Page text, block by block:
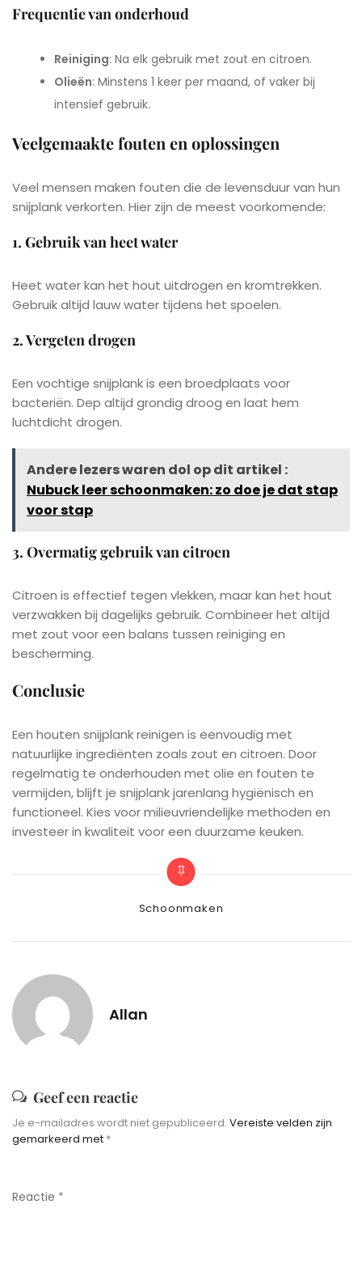
Frequentie van onderhoud
Reiniging: Na elk gebruik met zout en citroen.
Olieën: Minstens 1 keer per maand, of vaker bij
intensief gebruik.
Veelgemaakte fouten en oplossingen
Veel mensen maken fouten die de levensduur van hun
snijplank verkorten. Hier zijn de meest voorkomende:
1. Gebruik van heet water
Heet water kan het hout uitdrogen en kromtrekken.
Gebruik altijd lauw water tijdens het spoelen.
2. Vergeten drogen
Een vochtige snijplank is een broedplaats voor
bacteriën. Dep altijd grondig droog en laat hem
luchtdicht drogen.
Andere lezers waren dol op dit artikel :
Nubuck leer schoonmaken: zo doe je dat stap
voor stap
3. Overmatig gebruik van citroen
Citroen is effectief tegen vlekken, maar kan het hout
verzwakken bij dagelijks gebruik. Combineer het altijd
met zout voor een balans tussen reiniging en
bescherming.
Conclusie
Een houten snijplank reinigen is eenvoudig met
natuurlijke ingrediënten zoals zout en citroen. Door
regelmatig te onderhouden met olie en fouten te
vermijden, blijft je snijplank jarenlang hygiënisch en
functioneel. Kies voor milieuvriendelijke methoden en
investeer in kwaliteit voor een duurzame keuken.
Categories
Schoonmaken
Allan
Geef een reactie
Je e-mailadres wordt niet gepubliceerd. Vereiste velden zijn
gemarkeerd met *
Reactie *